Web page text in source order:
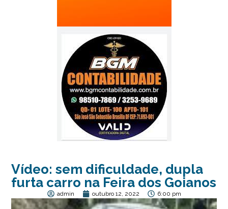
Vídeo: sem dificuldade, dupla
furta carro na Feira dos Goianos
admin outubro 12, 2022 6:00 pm